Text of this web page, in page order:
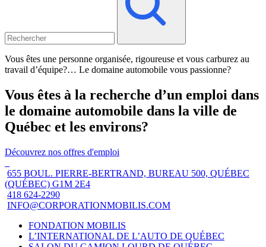
Vous êtes une personne organisée, rigoureuse et vous carburez au
travail d’équipe?… Le domaine automobile vous passionne?
Vous êtes à la recherche d’un emploi dans
le domaine automobile dans la ville de
Québec et les environs?
Découvrez nos offres d'emploi
655 BOUL. PIERRE-BERTRAND, BUREAU 500, QUÉBEC
(QUÉBEC) G1M 2E4
418 624-2290
INFO@CORPORATIONMOBILIS.COM
FONDATION MOBILIS
L’INTERNATIONAL DE L’AUTO DE QUÉBEC